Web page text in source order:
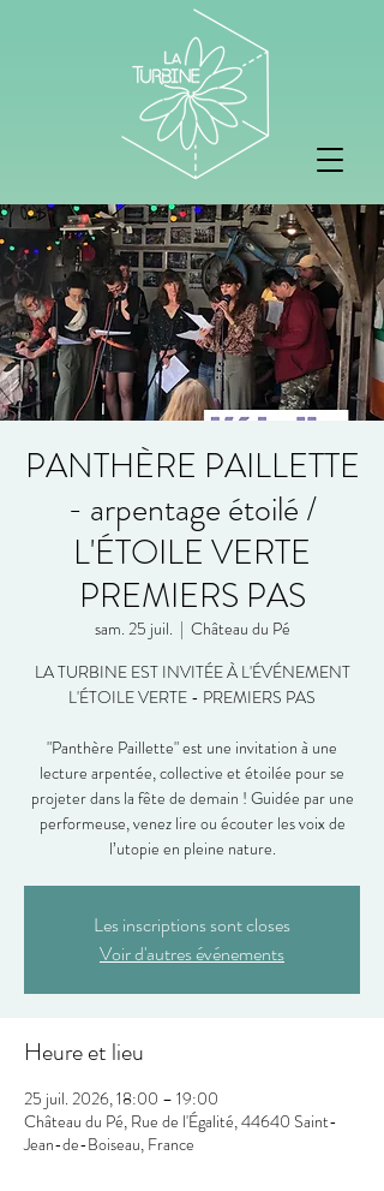
PANTHÈRE PAILLETTE
- arpentage étoilé /
L'ÉTOILE VERTE
PREMIERS PAS
sam. 25 juil.
  |
Château du Pé
LA TURBINE EST INVITÉE À L'ÉVÉNEMENT
L'ÉTOILE VERTE - PREMIERS PAS
"Panthère Paillette" est une invitation à une
lecture arpentée, collective et étoilée pour se
projeter dans la fête de demain ! Guidée par une
performeuse, venez lire ou écouter les voix de
l’utopie en pleine nature.
Les inscriptions sont closes
Voir d'autres événements
Heure et lieu
25 juil. 2026, 18:00 – 19:00
Château du Pé, Rue de l'Égalité, 44640 Saint-
Jean-de-Boiseau, France